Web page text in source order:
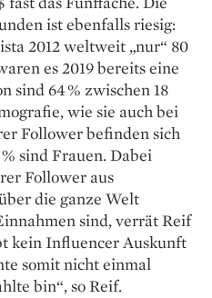
ist ebenfalls riesig:
2012 weltweit „nur“ 80
es 2019 bereits eine
sind 64 % zwischen 18
wie sie auch bei
Follower befinden sich
sind Frauen. Dabei
Follower aus
die ganze Welt
sind, verrät Reif
kein Influencer Auskunft
somit nicht einmal
bin“, so Reif.